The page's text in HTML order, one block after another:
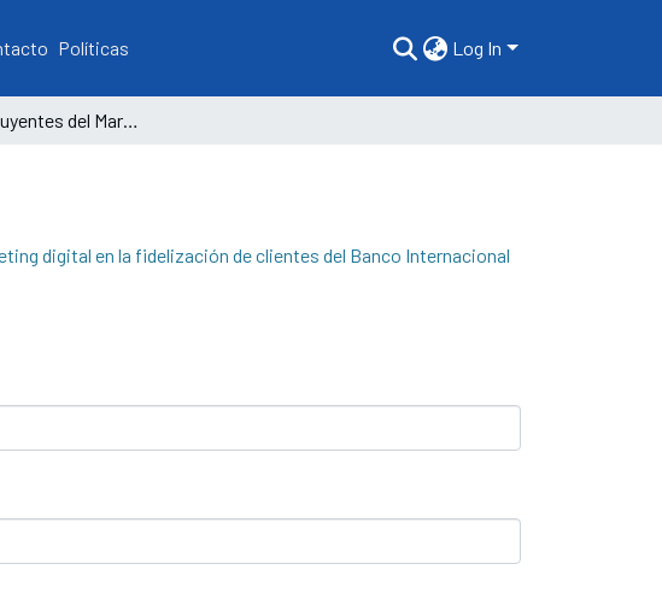
Políticas Log In
Factores influyentes del Marketing digital en la fidelización de clientes del Banco Internacional del Perú - Interbank, Oficina Tumbes, 2024
digital en la fidelización de clientes del Banco Internacional